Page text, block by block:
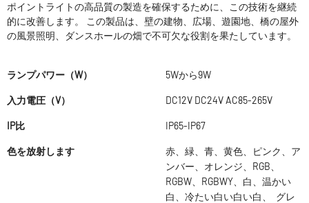
ポイントライトの高品質の製造を確保するために、この技術を継続
的に改善します。 この製品は、壁の建物、広場、遊園地、橋の屋外
の風景照明、ダンスホールの畑で不可欠な役割を果たしています。
ランプパワー（W） 5Wから9W
入力電圧（V） DC12V DC24V AC85-265V
IP比 IP65-IP67
色を放射します
赤、緑、青、黄色、ピンク、ア
ンバー、オレンジ、RGB、
RGBW、RGBWY、白、温かい
白、冷たい白い白い白、 グレ